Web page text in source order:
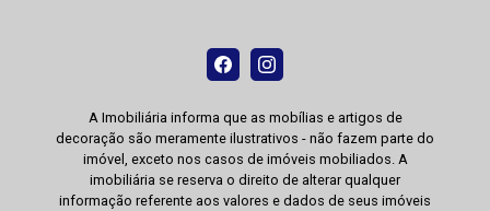
A Imobiliária informa que as mobílias e artigos de
decoração são meramente ilustrativos - não fazem parte do
imóvel, exceto nos casos de imóveis mobiliados. A
imobiliária se reserva o direito de alterar qualquer
informação referente aos valores e dados de seus imóveis